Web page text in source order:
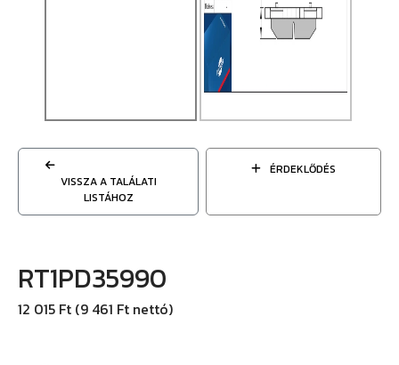
VISSZA A TALÁLATI
LISTÁHOZ
ÉRDEKLŐDÉS
RT1PD35990
12 015 Ft (9 461 Ft nettó)